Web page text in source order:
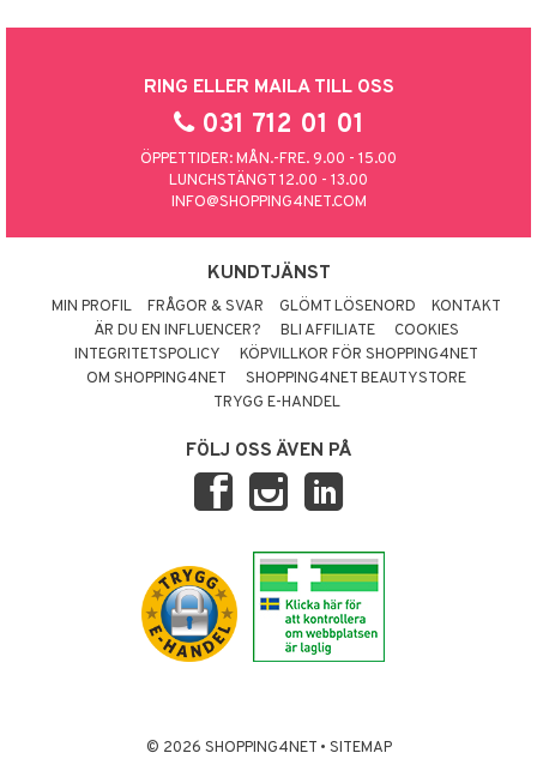
RING ELLER MAILA TILL OSS
031 712 01 01
ÖPPETTIDER: MÅN.-FRE. 9.00 - 15.00
LUNCHSTÄNGT 12.00 - 13.00
INFO@SHOPPING4NET.COM
KUNDTJÄNST
MIN PROFIL FRÅGOR & SVAR GLÖMT LÖSENORD
KONTAKT
ÄR DU EN INFLUENCER?
BLI AFFILIATE
COOKIES
INTEGRITETSPOLICY
KÖPVILLKOR FÖR SHOPPING4NET
OM SHOPPING4NET
SHOPPING4NET BEAUTYSTORE
TRYGG E-HANDEL
FÖLJ OSS ÄVEN PÅ
© 2026 SHOPPING4NET • SITEMAP